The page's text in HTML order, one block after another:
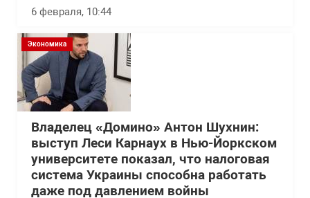
6 февраля, 10:44
Экономика
Владелец «Домино» Антон Шухнин:
выступ Леси Карнаух в Нью-Йоркском
университете показал, что налоговая
система Украины способна работать
даже под давлением войны